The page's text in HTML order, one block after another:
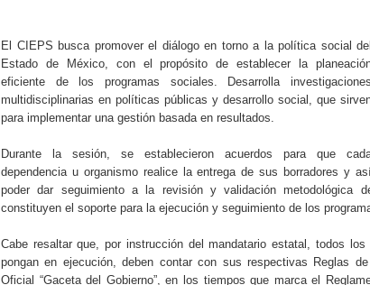
El CIEPS busca promover el diálogo en torno a la política social del
Estado de México, con el propósito de establecer la
eficiente de los programas sociales. Desarrolla investigaciones
multidisciplinarias en políticas públicas y desarrollo social, que
para implementar una gestión basada en resultados.
Durante la sesión, se establecieron acuerdos para que
dependencia u organismo realice la entrega de sus borradores y
poder dar seguimiento a la revisión y validación metodológica
constituyen el soporte para la ejecución y seguimiento de los
Cabe resaltar que, por instrucción del mandatario estatal, todos
pongan en ejecución, deben contar con sus respectivas Reglas
Oficial “Gaceta del Gobierno”, en los tiempos que marca el